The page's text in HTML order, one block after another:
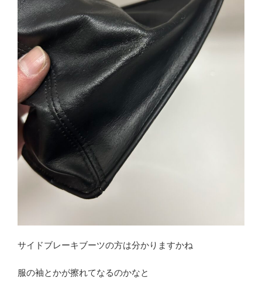
サイドブレーキブーツの方は分かりますかね
服の袖とかが擦れてなるのかなと